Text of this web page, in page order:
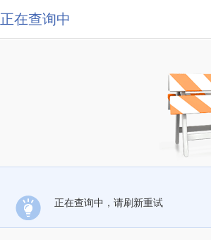
正在查询中
正在查询中，请刷新重试